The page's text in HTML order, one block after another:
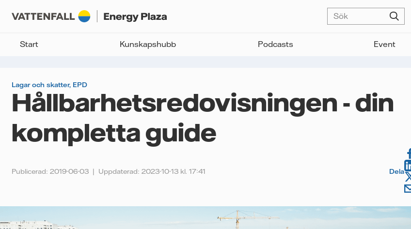
Start Kunskapshubb Podcasts Event
Lagar och skatter, EPD
Hållbarhetsredovisningen - din
kompletta guide
Publicerad: 2019-06-03 Uppdaterad: 2023-10-13 kl. 17:41 Dela